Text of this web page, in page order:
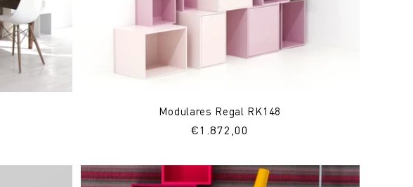
Modulares Regal RK148
Normaler
€1.872,00